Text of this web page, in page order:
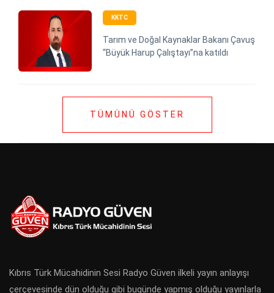
KKTC
Tarım ve Doğal Kaynaklar Bakanı Çavuş
“Büyük Harup Çalıştayı”na katıldı
TÜMÜNÜ GÖSTER
Kıbrıs Türk Mücahidinin Sesi Radyo Güven ilkeli yayın anlayışı
çerçevesinde dün olduğu gibi bugünde yapmış olduğu yayınlarla